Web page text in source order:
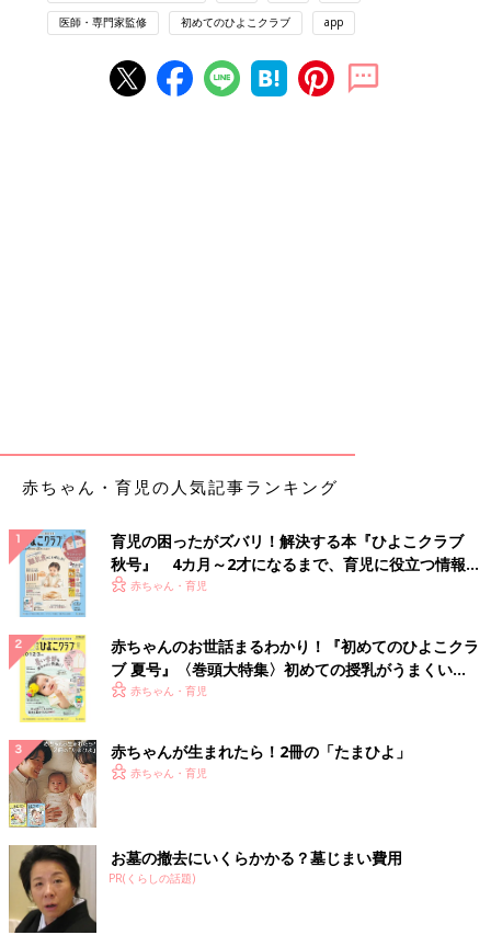
医師・専門家監修 初めてのひよこクラブ app
赤ちゃん・育児の人気記事ランキング
育児の困ったがズバリ！解決する本『ひよこクラブ
秋号』 4カ月～2才になるまで、育児に役立つ情報が
いっぱい！
赤ちゃん・育児
赤ちゃんのお世話まるわかり！『初めてのひよこクラ
ブ 夏号』〈巻頭大特集〉初めての授乳がうまくい
く！ おっぱい・ミルクの基本と夏のトラブル 解決テ
赤ちゃん・育児
赤ちゃんが生まれたら！2冊の「たまひよ」
赤ちゃん・育児
お墓の撤去にいくらかかる？墓じまい費用
PR(くらしの話題)